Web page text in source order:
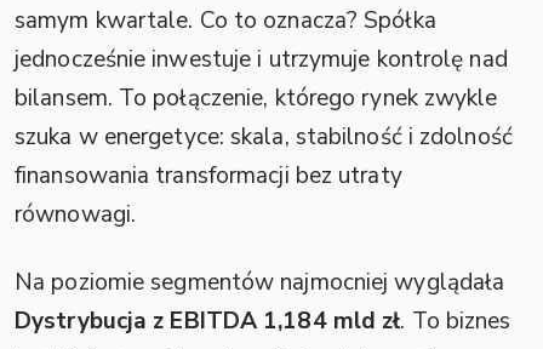
samym kwartale. Co to oznacza? Spółka
jednocześnie inwestuje i utrzymuje kontrolę nad
bilansem. To połączenie, którego rynek zwykle
szuka w energetyce: skala, stabilność i zdolność
finansowania transformacji bez utraty
równowagi.
Na poziomie segmentów najmocniej wyglądała
Dystrybucja z EBITDA 1,184 mld zł. To biznes